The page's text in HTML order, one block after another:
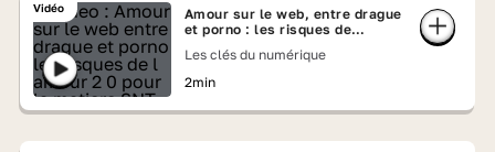
Vidéo
Amour sur le web, entre drague
et porno : les risques de
Les clés du numérique
2min